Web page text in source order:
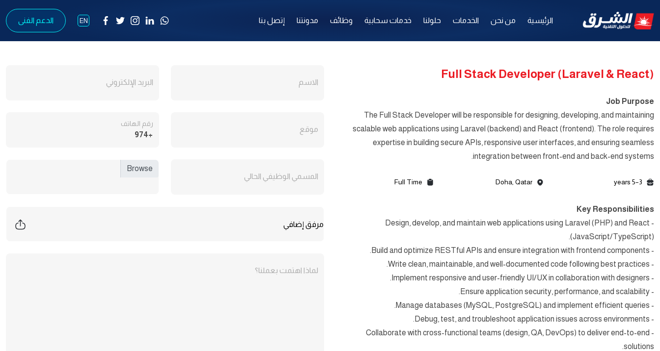
الرئيسية من نحن الخدمات حلولنا خدمات سحابية وظائف مدونتنا إتصل بنا EN الدعم الفنى
Full Stack Developer (Laravel & React)
Job Purpose
The Full Stack Developer will be responsible for designing, developing, and maintaining
scalable web applications using Laravel (backend) and React (frontend). The role requires
expertise in building secure APIs, responsive user interfaces, and ensuring seamless
integration between front-end and back-end systems.
3–5 years
Doha, Qatar
Full Time
Key Responsibilities
- Design, develop, and maintain web applications using Laravel (PHP) and React
(JavaScript/TypeScript).
- Build and optimize RESTful APIs and ensure integration with frontend components.
- Write clean, maintainable, and well-documented code following best practices.
- Implement responsive and user-friendly UI/UX in collaboration with designers.
- Ensure application security, performance, and scalability.
- Manage databases (MySQL, PostgreSQL) and implement efficient queries.
- Debug, test, and troubleshoot application issues across environments.
- Collaborate with cross-functional teams (design, QA, DevOps) to deliver end-to-end
solutions.
الاسم البريد الإلكتروني
موقع
+974
رقم الهاتف
المسمي الوظيفي الحالي
لماذا اهتمت بعملنا؟